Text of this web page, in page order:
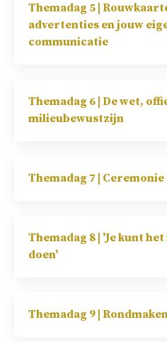
Themadag 5 |
advertenties en jouw
communicatie
Themadag 6 | De wet,
milieubewustzijn
Themadag 7 |
Themadag 8 | 'Je kunt
doen'
Themadag 9 |